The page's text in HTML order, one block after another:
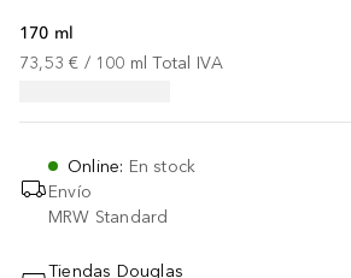
170 ml
73,53 € / 100 ml Total IVA
Online: En stock
Envío
MRW Standard
Tiendas Douglas